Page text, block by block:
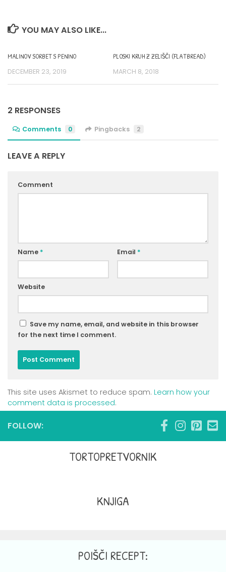
YOU MAY ALSO LIKE...
MALINOV SORBET S PENINO
DECEMBER 23, 2019
PLOSKI KRUH Z ZELIŠČI (FLATBREAD)
MARCH 8, 2018
2 RESPONSES
Comments 0 Pingbacks 2
LEAVE A REPLY
Comment
Name * Email *
Website
Save my name, email, and website in this browser
for the next time I comment.
This site uses Akismet to reduce spam. Learn how your
comment data is processed.
FOLLOW:
TORTOPRETVORNIK
KNJIGA
POIŠČI RECEPT: